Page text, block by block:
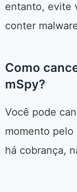
entanto, evite
conter
Como
mSpy?
Você pode
momento
há cobrança,